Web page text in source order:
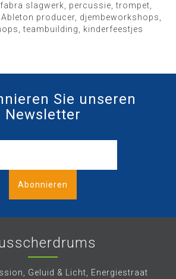
slagwerk, percussie, trompet,
producer, djembeworkshops,
teambuilding, kinderfeestjes
Sie unseren
Newsletter
Abonnieren
Geluid & Licht, Energiestraat